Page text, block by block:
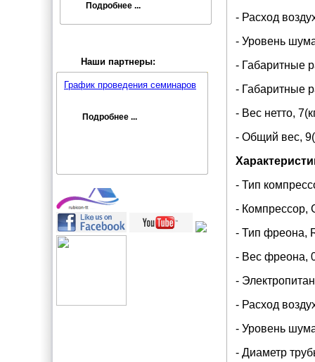
Подробнее ...
Наши партнеры:
График проведения семинаров
Подробнее ...
- Расход
- Уровень
- Габаритные
- Габаритные
- Вес нетто,
- Общий вес,
- Тип
- Компрессор,
- Тип фреона,
- Вес фреона,
-
- Расход
- Уровень
- Диаметр